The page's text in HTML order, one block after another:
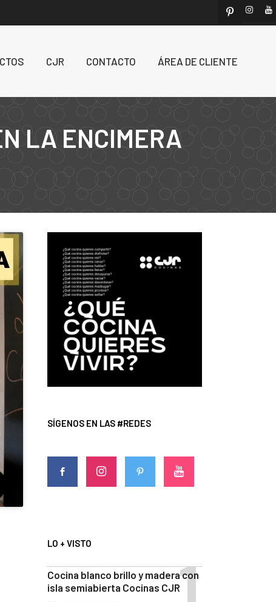
CJR CONTACTO ÁREA DE CLIENTE
LA ENCIMERA
SÍGENOS EN LAS #REDES
LO + VISTO
Cocina blanco brillo y madera con
isla semiabierta Cocinas CJR